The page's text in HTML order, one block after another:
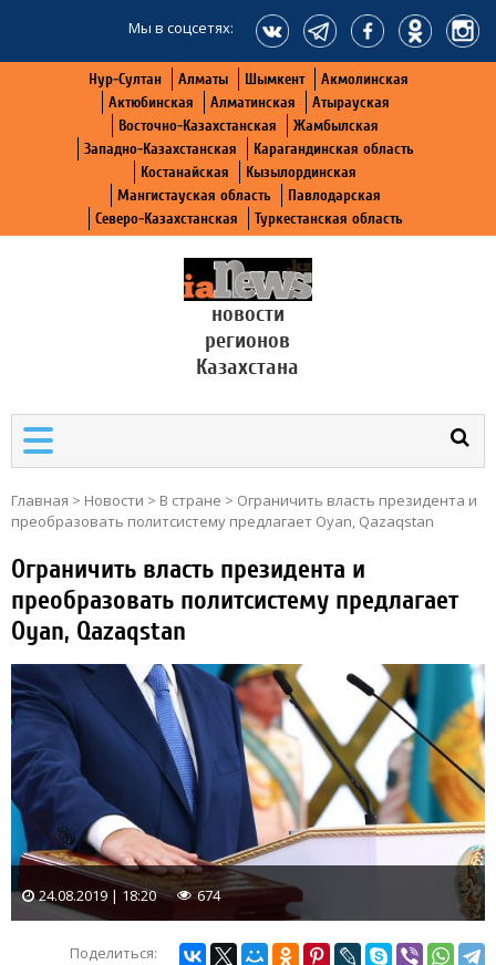
Мы в соцсетях:
Нур-Султан Алматы Шымкент
Акмолинская
Актюбинская
Алматинская
Атырауская
Восточно-Казахстанская
Жамбылская
Западно-Казахстанская
Карагандинская область
Костанайская
Кызылординская
Мангистауская область
Павлодарская
Северо-Казахстанская
Туркестанская область
новости
регионов
Казахстана
Главная > Новости > В стране > Ограничить власть президента и
преобразовать политсистему предлагает Oyan, Qazaqstan
Ограничить власть президента и
преобразовать политсистему предлагает
Oyan, Qazaqstan
24.08.2019 | 18:20 674
Поделиться: